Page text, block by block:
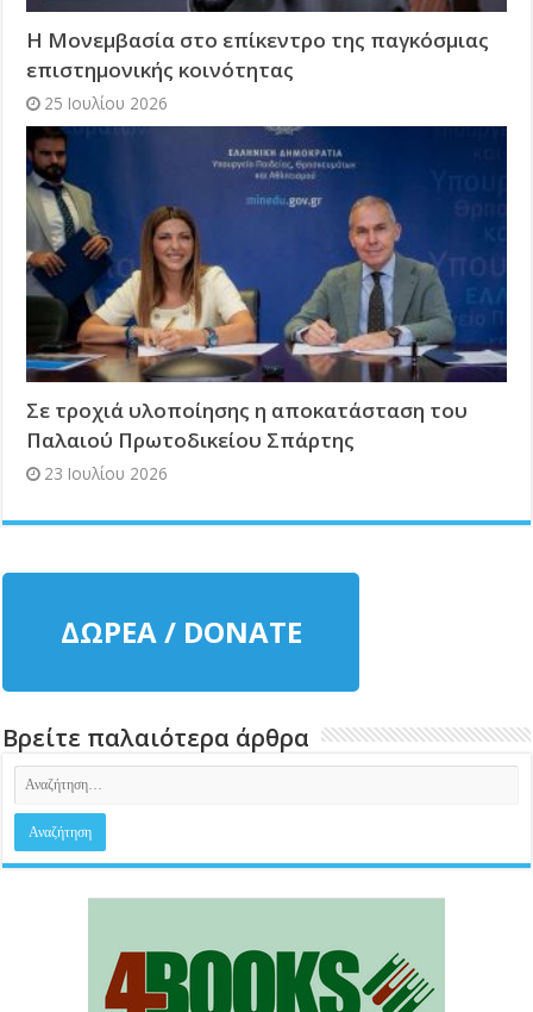
Η Μονεμβασία στο επίκεντρο της παγκόσμιας
επιστημονικής κοινότητας
25 Ιουλίου 2026
Σε τροχιά υλοποίησης η αποκατάσταση του
Παλαιού Πρωτοδικείου Σπάρτης
23 Ιουλίου 2026
ΔΩΡΕΑ / DONATE
Βρείτε παλαιότερα άρθρα